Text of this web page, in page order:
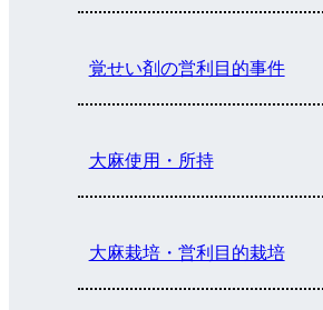
覚せい剤の営利目的事件
大麻使用・所持
大麻栽培・営利目的栽培